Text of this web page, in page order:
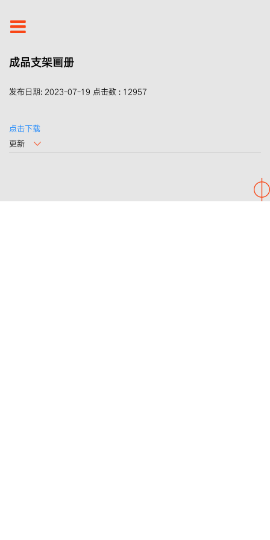
成品支架画册
发布日期: 2023-07-19 点击数 : 12957
点击下载
更新